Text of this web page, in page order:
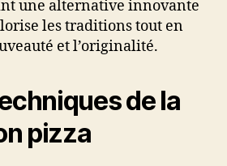
une alternative innovante
les traditions tout en
et l’originalité.
de la
pizza